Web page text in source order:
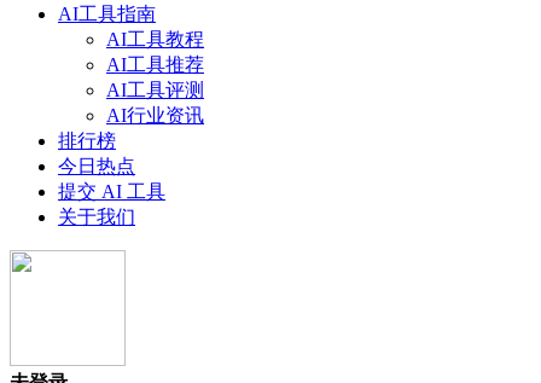
AI工具指南
AI工具教程
AI工具推荐
AI工具评测
AI行业资讯
排行榜
今日热点
提交 AI 工具
关于我们